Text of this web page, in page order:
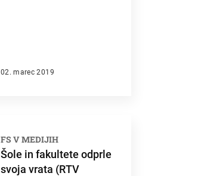
02. marec 2019
FS V MEDIJIH
Šole in fakultete odprle
svoja vrata (RTV